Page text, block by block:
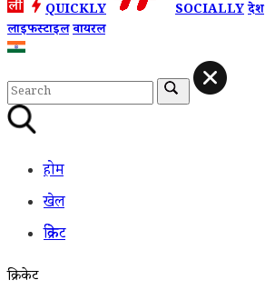
QUICKLY SOCIALLYदेश
लाइफस्टाइलवायरल
होम
खेल
क्रिकेट
क्रिकेट